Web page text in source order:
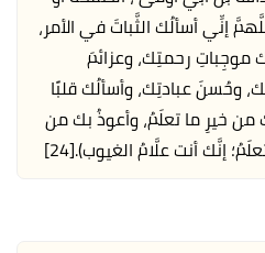
إنِّي أسألُك الثَّباتَ في الأمر،
موجِباتِ رحمتِك، وعزائمَ
وحُسنَ عبادتِك، وأسألُك قلبًا
من خيرِ ما تعلَمُ، وأعوذُ بك من
إنَّك أنت علَّامُ الغيوب).[24]